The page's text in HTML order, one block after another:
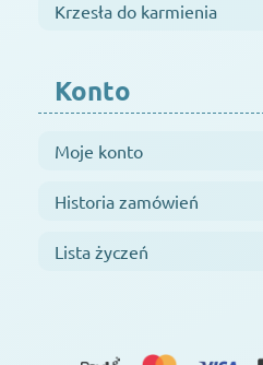
Krzesła do karmienia
Konto
Moje konto
Historia zamówień
Lista życzeń